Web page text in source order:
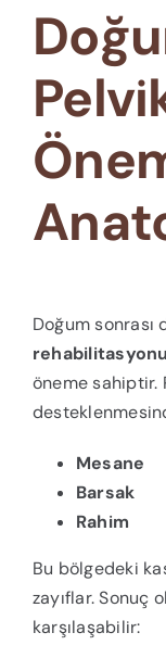
Doğum sonrası
rehabilitasyonu
öneme sahiptir.
Mesane
Barsak
Rahim
Bu bölgedeki
zayıflar. Sonuç
karşılaşabilir: